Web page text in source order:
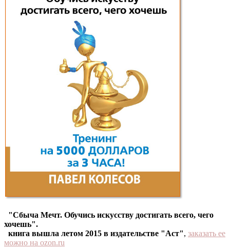
"Сбыча Мечт. Обучись искусству достигать всего, чего
хочешь".
книга вышла летом 2015 в издательстве "Аст", заказать ее
можно на ozon.ru